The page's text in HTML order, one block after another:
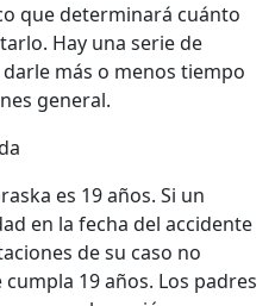
que determinará cuánto
Hay una serie de
más o menos tiempo
general.
es 19 años. Si un
en la fecha del accidente
de su caso no
19 años. Los padres